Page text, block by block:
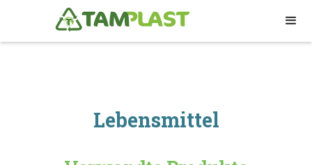
Lebensmittel